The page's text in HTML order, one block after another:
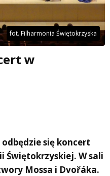
fot. Filharmonia Świętokrzyska
w
się koncert
Świętokrzyskiej. W sali
Mossa i Dvořáka.